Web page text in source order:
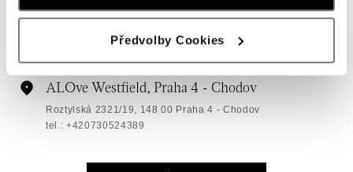
Předvolby Cookies
Chlumecká 765/6, 198 19 Praha 9
dnes otevřeno od 09:00
ALOve Westfield, Praha 4 - Chodov
Roztylská 2321/19, 148 00 Praha 4 - Chodov
tel.: +420730524389